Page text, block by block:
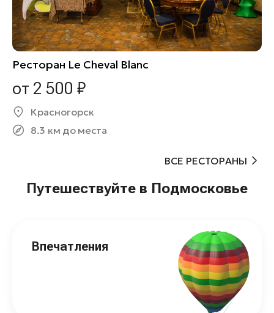
Ресторан Le Cheval Blanc
от 2 500 ₽
Красногорск
8.3 км до места
ВСЕ РЕСТОРАНЫ
Путешествуйте в Подмосковье
Впечатления